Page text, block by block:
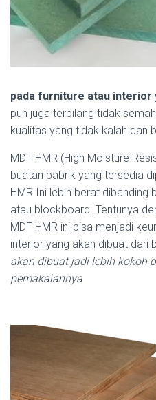
pada furniture atau interior
pun juga terbilang tidak
kualitas yang tidak kalah dan
MDF HMR (High Moisture
buatan pabrik yang tersedia
HMR Ini lebih berat
atau blockboard. Tentunya
MDF HMR ini bisa menjadi
interior yang akan dibuat dari
akan dibuat jadi lebih kokoh
pemakaiannya